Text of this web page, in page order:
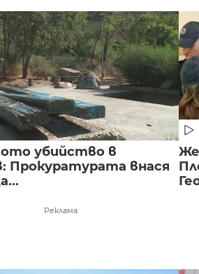
убийство в
Прокуратурата внася
Реклама